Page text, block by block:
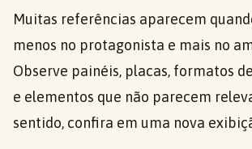
Muitas referências aparecem
menos no protagonista e mais no
Observe painéis, placas, formatos
e elementos que não parecem
sentido, confira em uma nova